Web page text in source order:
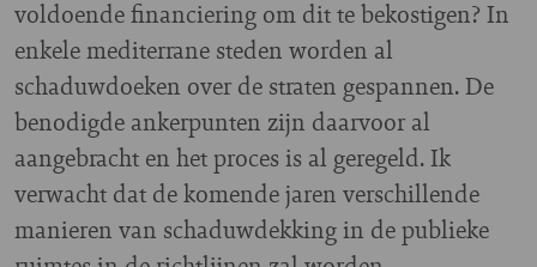
voldoende financiering om dit te bekostigen? In
enkele mediterrane steden worden al
schaduwdoeken over de straten gespannen. De
benodigde ankerpunten zijn daarvoor al
aangebracht en het proces is al geregeld. Ik
verwacht dat de komende jaren verschillende
manieren van schaduwdekking in de publieke